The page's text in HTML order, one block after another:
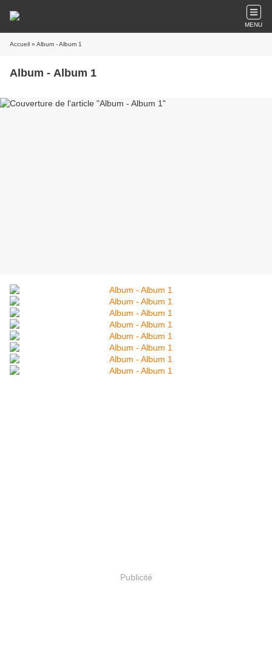
MENU
Accueil » Album - Album 1
Album - Album 1
Publicité